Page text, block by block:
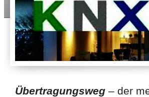
Übertragungsweg – der